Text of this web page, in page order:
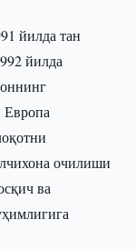
йилда тан
йилда
Европа
очилиши
ва